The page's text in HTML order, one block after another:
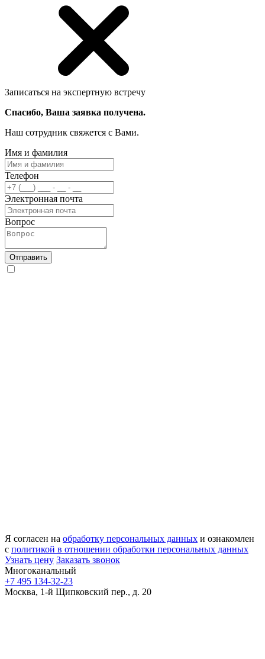
Записаться на экспертную встречу
Спасибо, Ваша заявка получена.
Наш сотрудник свяжется с Вами.
Имя и фамилия
Телефон
Электронная почта
Вопрос
Отправить
Я согласен на обработку персональных данных и ознакомлен
с политикой в отношении обработки персональных данных
Узнать цену Заказать звонок
Многоканальный
+7 495 134-32-23
Москва, 1-й Щипковский пер., д. 20